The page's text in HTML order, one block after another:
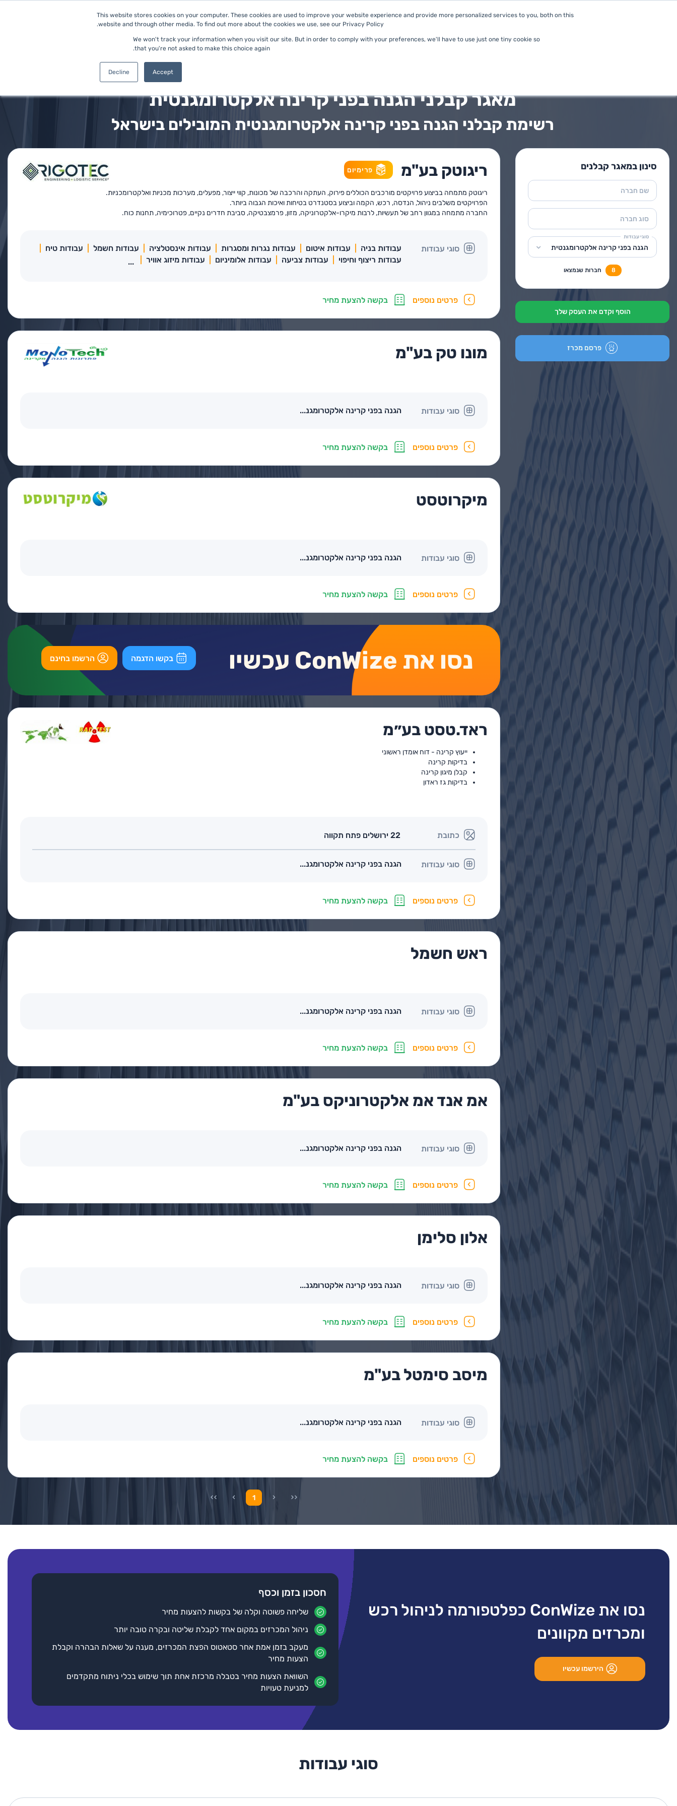
This website stores cookies on your computer. These cookies are used to improve your website experience and provide more personalized services to you, both on this
website and through other media. To find out more about the cookies we use, see our Privacy Policy.
We won't track your information when you visit our site. But in order to comply with your preferences, we'll have to use just one tiny cookie so
that you're not asked to make this choice again.
Accept
Decline
מי הלקוחות שלנו מוצרים מסלולים מאגר קבלנים חברה כניסה למערכת
מאגר קבלני הגנה בפני קרינה אלקטרומגנטית
רשימת קבלני הגנה בפני קרינה אלקטרומגנטית המובילים בישראל
סינון במאגר קבלנים
שם חברה
סוג חברה
סוגי עבודות
הגנה בפני קרינה אלקטרומגנטית
8 חברות שנמצאו
הוסף וקדם את העסק שלך
פרסם מכרז
ריגוטק בע"מ פרימיום
ריגוטק מתמחה בביצוע פרויקטים מורכבים הכוללים פירוק, העתקה והרכבה של מכונות, קווי ייצור, מפעלים, מערכות מכניות ואלקטרומכניות.
הפרויקטים משלבים ניהול, הנדסה, רכש, הקמה וביצוע בסטנדרט בטיחות ואיכות הגבוה ביותר.
החברה מתמחה במגוון רחב של תעשיות, לרבות מיקרו-אלקטרוניקה, מזון, פרמצבטיקה, סביבת חדרים נקיים, פטרוכימיה, תחנות כוח.
סוגי עבודות עבודות בניה עבודות איטום עבודות נגרות ומסגרות עבודות אינסטלציה עבודות חשמל
עבודות טיח
עבודות ריצוף וחיפוי
עבודות צביעה עבודות אלומיניום עבודות מיזוג אוויר ...
פרטים נוספים בקשה להצעת מחיר
מונו טק בע"מ
סוגי עבודות הגנה בפני קרינה אלקטרומגנ...
פרטים נוספים בקשה להצעת מחיר
מיקרוטסט
סוגי עבודות הגנה בפני קרינה אלקטרומגנ...
פרטים נוספים בקשה להצעת מחיר
נסו את ConWize עכשיו בקשו הדגמה הרשמו בחינם
ראד.טסט בע״מ
ייעוץ קרינה - דוח אומדן ראשוני
בדיקות קרינה
קבלן מיגון קרינה
בדיקות גז ראדון
כתובת 22 ירושלים פתח תקווה
סוגי עבודות הגנה בפני קרינה אלקטרומגנ...
פרטים נוספים בקשה להצעת מחיר
ראש חשמל
סוגי עבודות הגנה בפני קרינה אלקטרומגנ...
פרטים נוספים בקשה להצעת מחיר
אמ אנד אמ אלקטרוניקס בע"מ
סוגי עבודות הגנה בפני קרינה אלקטרומגנ...
פרטים נוספים בקשה להצעת מחיר
אלון סלימן
סוגי עבודות הגנה בפני קרינה אלקטרומגנ...
פרטים נוספים בקשה להצעת מחיר
מיסב סימטל בע"מ
סוגי עבודות הגנה בפני קרינה אלקטרומגנ...
פרטים נוספים בקשה להצעת מחיר
1
נסו את ConWize כפלטפורמה לניהול רכש
ומכרזים מקוונים
הירשמו עכשיו
חסכון בזמן וכסף
שליחה פשוטה וקלה של בקשות להצעות מחיר
ניהול המכרזים במקום אחד לקבלת שליטה ובקרה טובה יותר
מעקב בזמן אמת אחר סטאטוס הפצת המכרזים, מענה על שאלות הבהרה וקבלת
הצעות מחיר
השוואת הצעות מחיר בטבלה מרכזת אחת תוך שימוש בכלי ניתוח מתקדמים
למניעת טעויות
סוגי עבודות